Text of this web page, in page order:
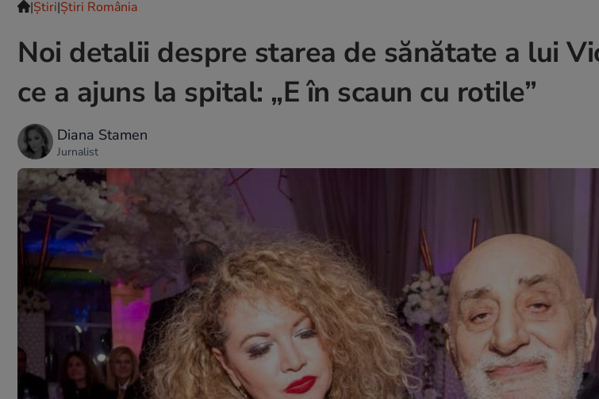
|Ştiri|Știri România
Noi detalii despre starea de sănătate a lui
ce a ajuns la spital: „E în scaun cu rotile”
Diana Stamen
Jurnalist